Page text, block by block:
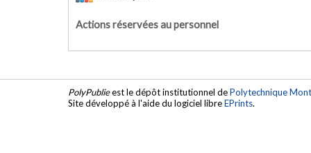
Actions réservées au personnel
PolyPublieest le dépôt institutionnel dePolytechnique
Site développé à l'aide du logiciel libreEPrints.